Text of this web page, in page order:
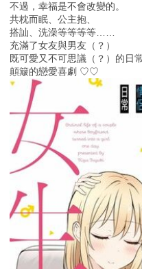
不過，幸福是不會改變的。
共枕而眠、公主抱、
搭訕、洗澡等等等等……
充滿了女友與男友（？）
既可愛又不可思議（？）的日
顛簸的戀愛喜劇 ♡♡